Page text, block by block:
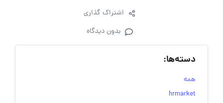
اشتراک گذاری
بدون دیدگاه
دسته‌ها:
همه
hrmarket